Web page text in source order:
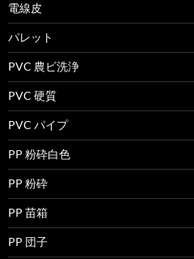
電線皮
パレット
PVC 農ビ洗浄
PVC 硬質
PVC パイプ
PP 粉砕白色
PP 粉砕
PP 苗箱
PP 団子